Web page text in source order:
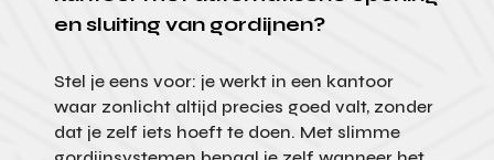
en sluiting van gordijnen?
Stel je eens voor: je werkt in een kantoor
waar zonlicht altijd precies goed valt, zonder
dat je zelf iets hoeft te doen. Met slimme